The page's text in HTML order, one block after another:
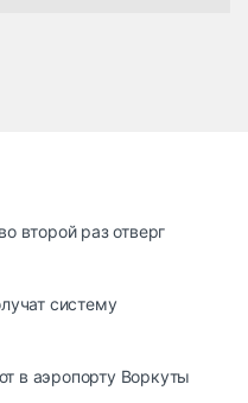
второй раз отверг
систему
в аэропорту Воркуты